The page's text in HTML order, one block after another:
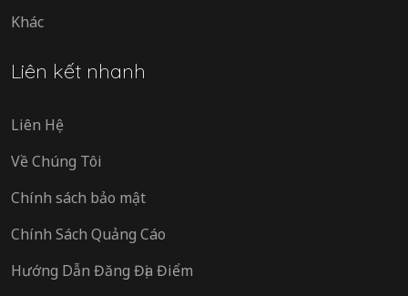
Khác
Liên kết nhanh
Liên Hệ
Về Chúng Tôi
Chính sách bảo mật
Chính Sách Quảng Cáo
Hướng Dẫn Đăng Địa Điểm